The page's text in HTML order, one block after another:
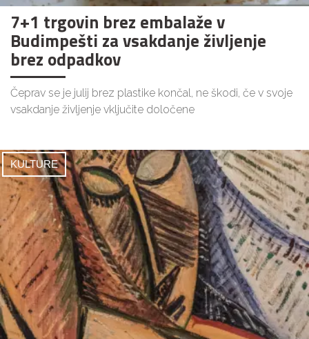
7+1 trgovin brez embalaže v
Budimpešti za vsakdanje življenje
brez odpadkov
Čeprav se je julij brez plastike končal, ne škodi, če v svoje
vsakdanje življenje vključite določene
KULTURE